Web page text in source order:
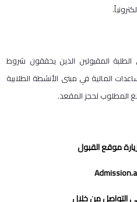
المقبولين الذين يحققون شروط
المالية في مبنى الأنشطة الطلابية
المطلوب لحجز المقعد.
موقع القبول
التواصل من خلال